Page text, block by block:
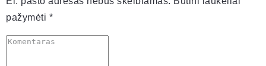
pažymėti *